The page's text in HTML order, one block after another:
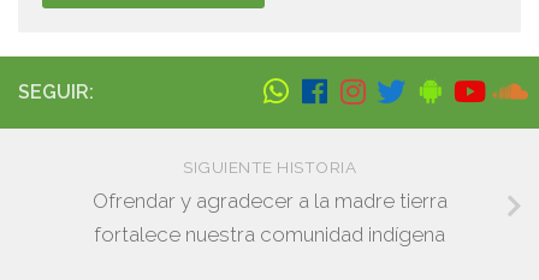
SEGUIR:
SIGUIENTE HISTORIA
Ofrendar y agradecer a la madre tierra
fortalece nuestra comunidad indígena